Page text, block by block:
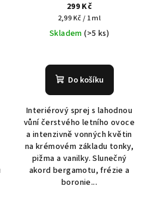
299 Kč
Měrná
cena:
2,99 Kč / 1 ml
Skladem(>5 ks)
Do košíku
Interiérový sprej s lahodnou
vůní čerstvého letního ovoce
a intenzivně vonných květin
na krémovém základu tonky,
pižma a vanilky. Slunečný
akord bergamotu, frézie a
boronie...